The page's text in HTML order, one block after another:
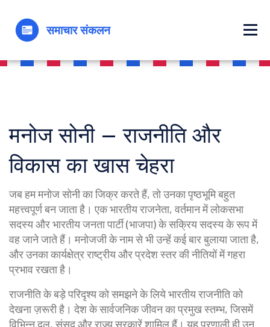
मनोज सोनी – राजनीति और
विकास का खास चेहरा
जब हममनोज सोनीका जिक्र करते हैं, तो उनका पृष्ठभूमि बहुत
महत्त्वपूर्ण बन जाता है।एक भारतीय राजनेता, वर्तमान में लोकसभा
सदस्य और भारतीय जनता पार्टी (भाजपा) के सक्रिय सदस्यके रूप में
वह जाने जाते हैं।मनोजजीके नाम से भी उन्हें कई बार बुलाया जाता है,
और उनका कार्यक्षेत्र राष्ट्रीय और प्रदेश स्तर की नीतियों में गहरा
प्रभाव रखता है।
राजनीति के बड़े परिदृश्य को समझने के लियेभारतीय राजनीतिको
देखना ज़रूरी है।देश के सार्वजनिक जीवन का प्रमुख स्तम्भ, जिसमें
विभिन्न दल, संसद और राज्य सरकारें शामिल हैं। यह प्रणाली ही उन